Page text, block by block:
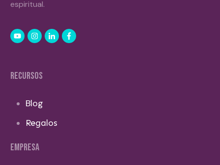
espiritual.
RECURSOS
Blog
Regalos
EMPRESA